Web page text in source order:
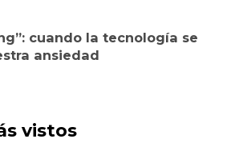
cuando la tecnología se
ansiedad
vistos